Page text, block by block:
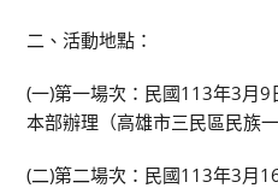
二、活動地點：
(一)第一場次：民國113年3月
本部辦理（高雄市三民區民族
(二)第二場次：民國113年3月